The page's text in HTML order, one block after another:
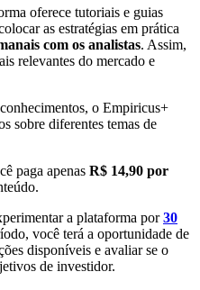
oferece tutoriais e guias
as estratégias em prática
com os analistas. Assim,
relevantes do mercado e
o Empiricus+
sobre diferentes temas de
paga apenas R$ 14,90 por
a plataforma por30
você terá a oportunidade de
disponíveis e avaliar se o
de investidor.